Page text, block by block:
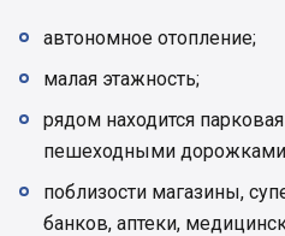
автономное отопление;
малая этажность;
рядом находится
пешеходными дорожками
поблизости магазины,
банков, аптеки,